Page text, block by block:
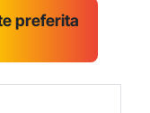
preferita